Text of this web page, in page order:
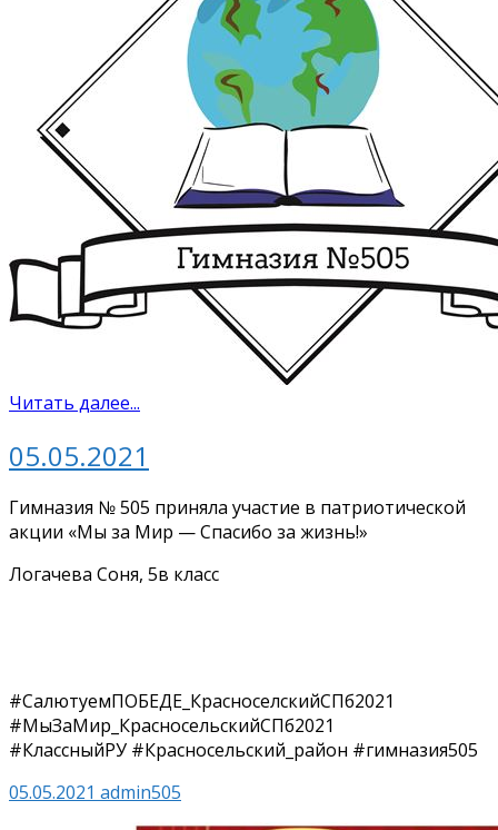
Читать далее...
05.05.2021
Гимназия № 505 приняла участие в патриотической
акции «Мы за Мир — Спасибо за жизнь!»
Логачева Соня, 5в класс
#СалютуемПОБЕДЕ_КрасноселскийСПб2021
#МыЗаМир_КрасносельскийСПб2021
#КлассныйРУ #Красносельский_район #гимназия505
05.05.2021 admin505